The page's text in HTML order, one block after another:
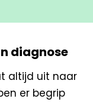
diagnose
altijd uit naar
er begrip